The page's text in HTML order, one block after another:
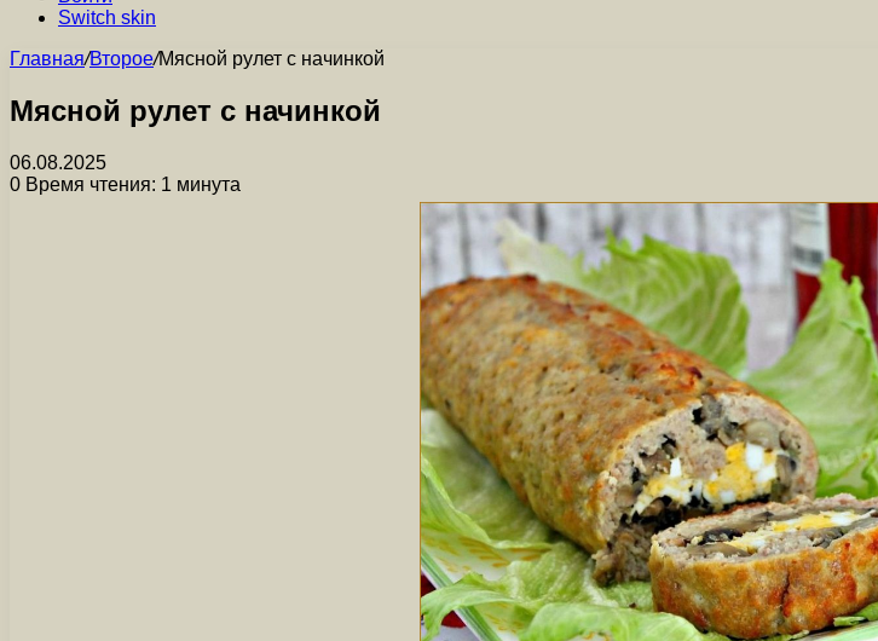
Switch skin
Главная/Второе/Мясной рулет с начинкой
Мясной рулет с начинкой
06.08.2025
0 Время чтения: 1 минута